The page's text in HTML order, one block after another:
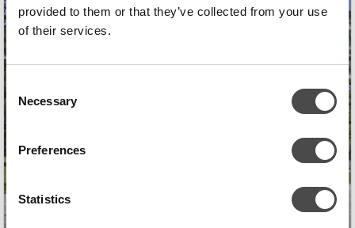
provided to them or that they’ve collected from your use
of their services.
Consent
Selection
Necessary
Preferences
Statistics